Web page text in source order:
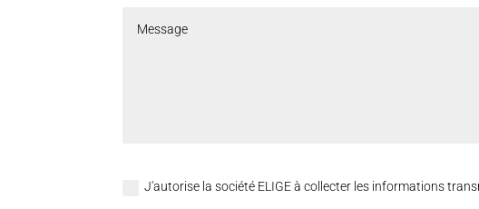
J'autorise la société ELIGE à collecter les informations